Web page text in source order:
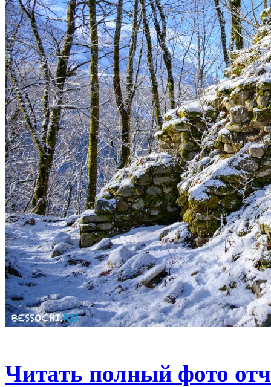
Читать полный фото